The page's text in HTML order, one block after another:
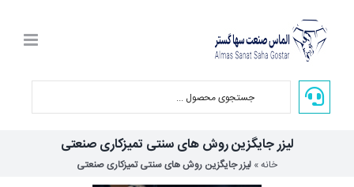
content
لیزر جایگزین روش های سنتی تمیزکاری صنعتی
خانه» لیزر جایگزین روش های سنتی تمیزکاری صنعتی